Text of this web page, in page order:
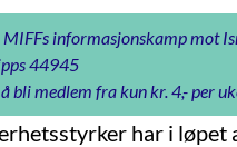
MIFFs informasjonskamp mot
44945
bli medlem fra kun kr. 4,- per
har i løpet